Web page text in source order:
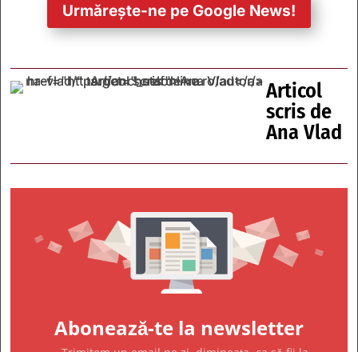
Urmărește-ne pe Google News!
Articol
scris de
Ana Vlad
Abonează-te la newsletter